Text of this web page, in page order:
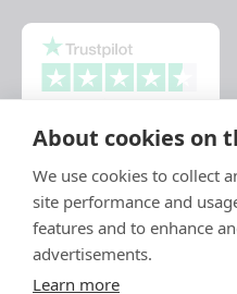
About cookies on
We use cookies to collect
site performance and
features and to enhance
advertisements.
Learn more